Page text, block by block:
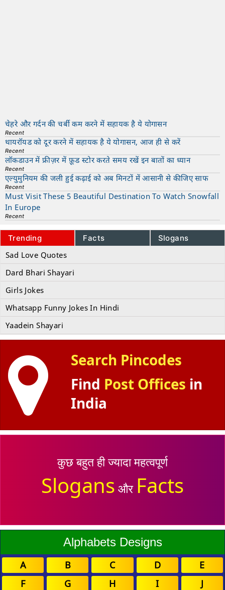
चेहरे और गर्दन की चर्बी कम करने में सहायक है ये योगासन
Recent
थायरॉयड को दूर करने में सहायक है ये योगासन, आज ही से करें
Recent
लॉकडाउन में फ्रीज़र में फ़ूड स्टोर करते समय रखें इन बातों का ध्यान
Recent
एल्युमुनियम की जली हुई कढ़ाई को अब मिनटों में आसानी से कीजिए साफ
Recent
Must Visit These 5 Beautiful Destination To Watch Snowfall
In Europe
Recent
Trending Facts Slogans
Sad Love Quotes
Dard Bhari Shayari
Girls Jokes
Whatsapp Funny Jokes In Hindi
Yaadein Shayari
Search Pincodes
Find Post Offices in
India
कुछ बहुत ही ज्यादा महत्वपूर्ण
Slogans और Facts
Alphabets Designs
A B C D
E
F
G H I
J